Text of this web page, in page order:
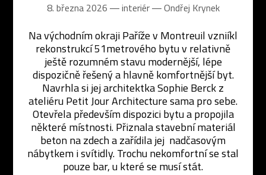
8. března 2026 ― interiér ―Ondřej Krynek
Na východním okraji Paříže v Montreuil vzniíkl
rekonstrukcí 51metrového bytu v relativně
ještě rozumném stavu modernější, lépe
dispozičně řešený a hlavně komfortnější byt.
Navrhla si jej architektka Sophie Berck z
ateliéru Petit Jour Architecture sama pro sebe.
Otevřela především dispozici bytu a propojila
některé místnosti. Přiznala stavební materiál
beton na zdech a zařídila jej nadčasovým
nábytkem i svítidly. Trochu nekomfortní se stal
pouze bar, u které se musí stát.